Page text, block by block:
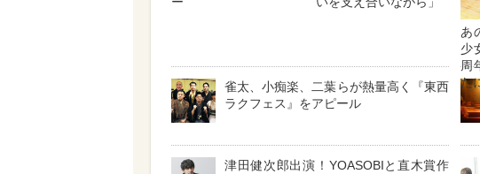
あ
少
周
た
雀太、小痴楽、二葉らが熱量高く『東西
ラクフェス』をアピール
津田健次郎出演！YOASOBIと直木賞作